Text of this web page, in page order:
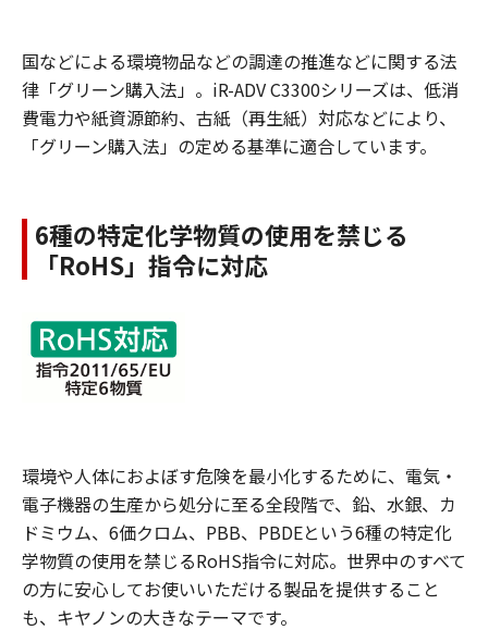
国などによる環境物品などの調達の推進などに関する法
律「グリーン購入法」。iR-ADV C3300シリーズは、低消
費電力や紙資源節約、古紙（再生紙）対応などにより、
「グリーン購入法」の定める基準に適合しています。
6種の特定化学物質の使用を禁じる
「RoHS」指令に対応
環境や人体におよぼす危険を最小化するために、電気・
電子機器の生産から処分に至る全段階で、鉛、水銀、カ
ドミウム、6価クロム、PBB、PBDEという6種の特定化
学物質の使用を禁じるRoHS指令に対応。世界中のすべて
の方に安心してお使いいただける製品を提供すること
も、キヤノンの大きなテーマです。